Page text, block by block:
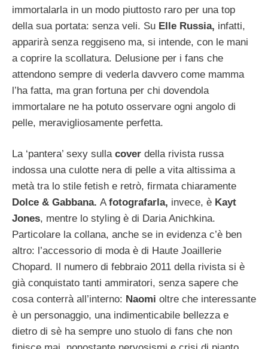
immortalarla in un modo piuttosto raro per una top
della sua portata: senza veli. Su Elle Russia, infatti,
apparirà senza reggiseno ma, si intende, con le mani
a coprire la scollatura. Delusione per i fans che
attendono sempre di vederla davvero come mamma
l’ha fatta, ma gran fortuna per chi dovendola
immortalare ne ha potuto osservare ogni angolo di
pelle, meravigliosamente perfetta.
La ‘pantera’ sexy sulla cover della rivista russa
indossa una culotte nera di pelle a vita altissima a
metà tra lo stile fetish e retrò, firmata chiaramente
Dolce & Gabbana. Afotografarla, invece, è Kayt
Jones, mentre lo styling è di Daria Anichkina.
Particolare la collana, anche se in evidenza c’è ben
altro: l’accessorio di moda è di Haute Joaillerie
Chopard. Il numero di febbraio 2011 della rivista si è
già conquistato tanti ammiratori, senza sapere che
cosa conterrà all’interno: Naomi oltre che interessante
è un personaggio, una indimenticabile bellezza e
dietro di sè ha sempre uno stuolo di fans che non